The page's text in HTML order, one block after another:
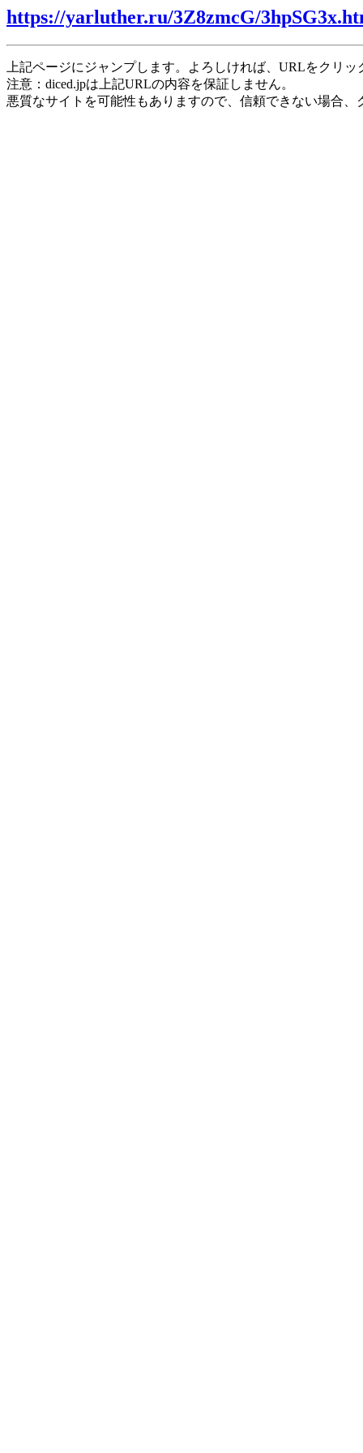
https://yarluther.ru/3Z8zmcG/
上記ページにジャンプします。よろしければ、URLをクリ
注意：diced.jpは上記URLの内容を保証しません。
悪質なサイトを可能性もありますので、信頼できない場合、